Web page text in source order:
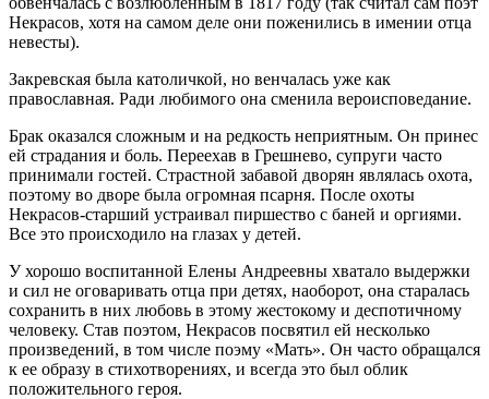
Некрасов, хотя на самом деле они поженились в имении отца
невесты).
Закревская была католичкой, но венчалась уже как
православная. Ради любимого она сменила вероисповедание.
Брак оказался сложным и на редкость неприятным. Он принес
ей страдания и боль. Переехав в Грешнево, супруги часто
принимали гостей. Страстной забавой дворян являлась охота,
поэтому во дворе была огромная псарня. После охоты
Некрасов-старший устраивал пиршество с баней и оргиями.
Все это происходило на глазах у детей.
У хорошо воспитанной Елены Андреевны хватало выдержки
и сил не оговаривать отца при детях, наоборот, она старалась
сохранить в них любовь в этому жестокому и деспотичному
человеку. Став поэтом, Некрасов посвятил ей несколько
произведений, в том числе поэму «Мать». Он часто обращался
к ее образу в стихотворениях, и всегда это был облик
положительного героя.